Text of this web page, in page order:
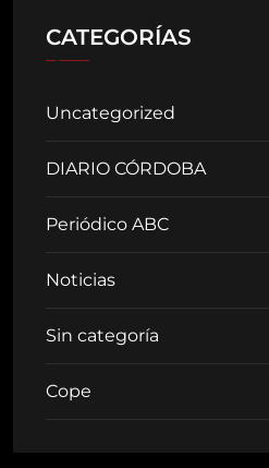
CATEGORÍAS
Uncategorized
DIARIO CÓRDOBA
Periódico ABC
Noticias
Sin categoría
Cope